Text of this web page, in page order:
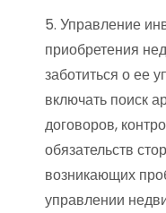
5. Управление
приобретения
заботиться о ее
включать поиск
договоров,
обязательств
возникающих
управлении